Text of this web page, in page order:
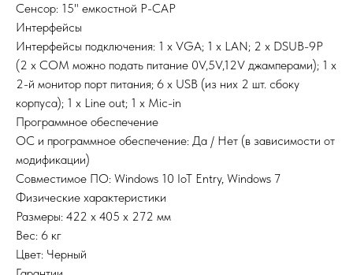
Сенсор: 15" емкостной P-CAP
Интерфейсы
Интерфейсы подключения: 1 х VGA; 1 х LAN; 2 х DSUB-9P
(2 х COM можно подать питание 0V,5V,12V джамперами); 1 х
2-й монитор порт питания; 6 х USB (из них 2 шт. сбоку
корпуса); 1 х Line out; 1 х Mic-in
Программное обеспечение
ОС и программное обеспечение: Да / Нет (в зависимости от
модификации)
Совместимое ПО: Windows 10 IoT Entry, Windows 7
Физические характеристики
Размеры: 422 х 405 х 272 мм
Вес: 6 кг
Цвет: Черный